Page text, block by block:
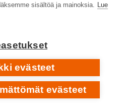
Kinds Of Horses’.
sisältöä ja mainoksia. Lue
evästeet
evästeet